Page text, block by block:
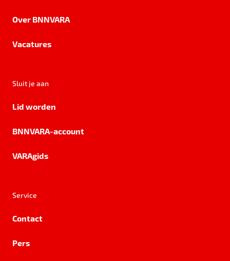
Over BNNVARA
Vacatures
Sluit je aan
Lid worden
BNNVARA-account
VARAgids
Service
Contact
Pers